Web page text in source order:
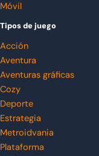
Móvil
Tipos de juego
Acción
Aventura
Aventuras gráficas
Cozy
Deporte
Estrategia
Metroidvania
Plataforma